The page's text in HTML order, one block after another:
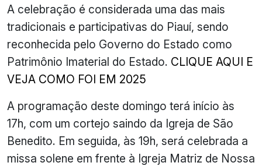
A celebração é considerada uma das mais
tradicionais e participativas do Piauí, sendo
reconhecida pelo Governo do Estado como
Patrimônio Imaterial do Estado. CLIQUE AQUI E
VEJA COMO FOI EM 2025
A programação deste domingo terá início às
17h, com um cortejo saindo da Igreja de São
Benedito. Em seguida, às 19h, será celebrada a
missa solene em frente à Igreja Matriz de Nossa